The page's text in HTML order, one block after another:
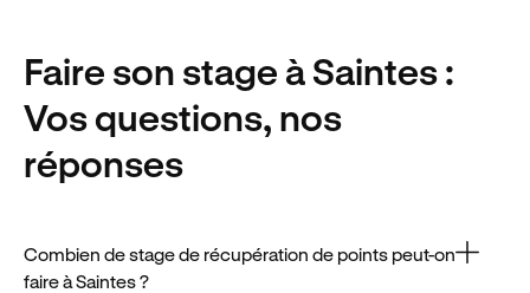
Faire son stage à Saintes:
Vos questions, nos
réponses
Combien de stage de récupération de points peut-on
faire à Saintes ?